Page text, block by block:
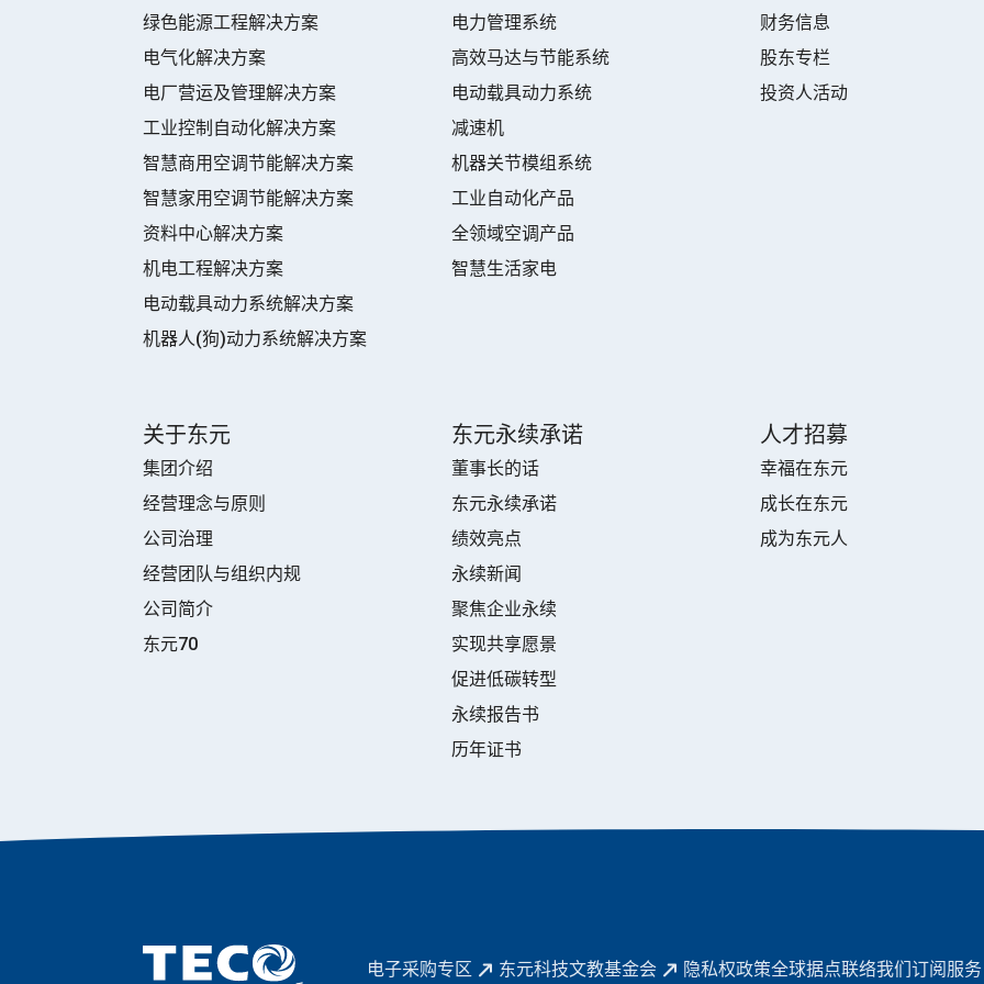
绿色能源工程解决方案
电气化解决方案
电厂营运及管理解决方案
工业控制自动化解决方案
智慧商用空调节能解决方案
智慧家用空调节能解决方案
资料中心解决方案
机电工程解决方案
电动载具动力系统解决方案
机器人(狗)动力系统解决方案
电力管理系统
高效马达与节能系统
电动载具动力系统
减速机
机器关节模组系统
工业自动化产品
全领域空调产品
智慧生活家电
财务信息
股东专栏
投资人活动
关于东元
集团介绍
经营理念与原则
公司治理
经营团队与组织内规
公司简介
东元70
东元永续承诺
董事长的话
东元永续承诺
绩效亮点
永续新闻
聚焦企业永续
实现共享愿景
促进低碳转型
永续报告书
历年证书
人才招募
幸福在东元
成长在东元
成为东元人
电子采购专区 东元科技文教基金会 隐私权政策全球据点联络我们 订阅服务